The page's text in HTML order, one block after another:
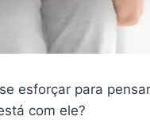
esforçar para
com ele?